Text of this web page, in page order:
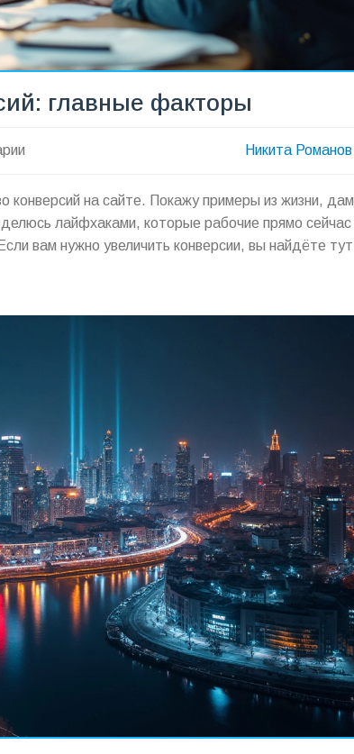
главные факторы
Никита Романов
конверсий на сайте. Покажу примеры из жизни, дам
лайфхаками, которые рабочие прямо сейчас
вам нужно увеличить конверсии, вы найдёте тут